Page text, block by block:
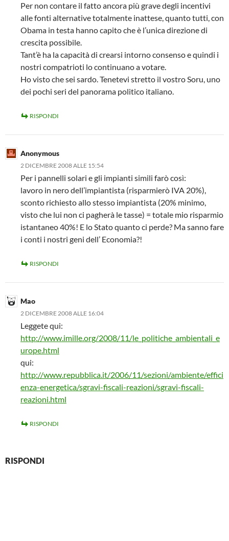
Per non contare il fatto ancora più grave degli incentivi
alle fonti alternative totalmente inattese, quanto tutti, con
Obama in testa hanno capito che è l’unica direzione di
crescita possibile.
Tant’è ha la capacità di crearsi intorno consenso e quindi i
nostri compatrioti lo continuano a votare.
Ho visto che sei sardo. Tenetevi stretto il vostro Soru, uno
dei pochi seri del panorama politico italiano.
RISPONDI
Anonymous
2 DICEMBRE 2008 ALLE 15:54
Per i pannelli solari e gli impianti simili farò così:
lavoro in nero dell’impiantista (risparmierò IVA 20%),
sconto richiesto allo stesso impiantista (20% minimo,
visto che lui non ci pagherà le tasse) = totale mio risparmio
istantaneo 40%! E lo Stato quanto ci perde? Ma sanno fare
i conti i nostri geni dell’ Economia?!
RISPONDI
Mao
2 DICEMBRE 2008 ALLE 16:04
Leggete qui:
http://www.imille.org/2008/11/le_politiche_ambientali_e
urope.html
qui:
http://www.repubblica.it/2006/11/sezioni/ambiente/effici
enza-energetica/sgravi-fiscali-reazioni/sgravi-fiscali-
reazioni.html
RISPONDI
RISPONDI